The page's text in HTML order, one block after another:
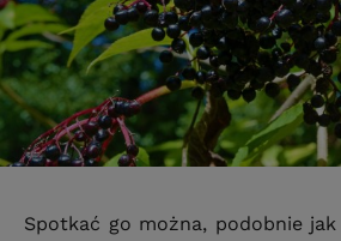
Spotkać go można, podobnie